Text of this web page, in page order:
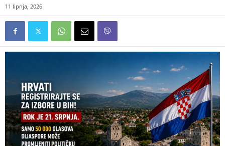
11 lipnja, 2026